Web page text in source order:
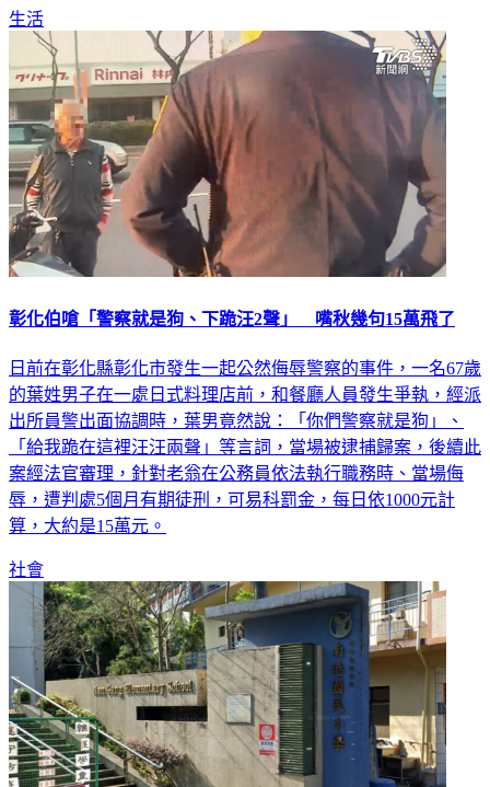
生活
彰化伯嗆「警察就是狗、下跪汪2聲」 嘴秋幾句15萬飛了
日前在彰化縣彰化市發生一起公然侮辱警察的事件，一名67歲
的葉姓男子在一處日式料理店前，和餐廳人員發生爭執，經派
出所員警出面協調時，葉男竟然說：「你們警察就是狗」、
「給我跪在這裡汪汪兩聲」等言詞，當場被逮捕歸案，後續此
案經法官審理，針對老翁在公務員依法執行職務時、當場侮
辱，遭判處5個月有期徒刑，可易科罰金，每日依1000元計
算，大約是15萬元。
社會